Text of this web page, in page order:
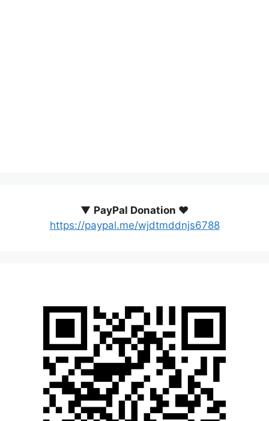
▼ PayPal Donation ♥️
https://paypal.me/wjdtmddnjs6788